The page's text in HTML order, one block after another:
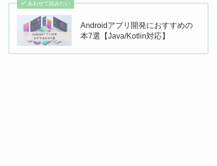
あわせて読みたい
Androidアプリ開発におすすめの
本7選【Java/Kotlin対応】